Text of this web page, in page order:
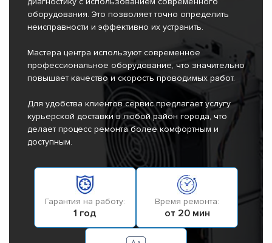
оборудования. Это позволяет точно определить
неисправности и эффективно их устранить.
Мастера центра используют современное
профессиональное оборудование, что значительно
повышает качество и скорость проводимых работ.
Для удобства клиентов сервис предлагает услугу
курьерской доставки в любой район города, что
делает процесс ремонта более комфортным и
доступным.
Гарантия на работу:
1 год
Время ремонта:
от 20 мин